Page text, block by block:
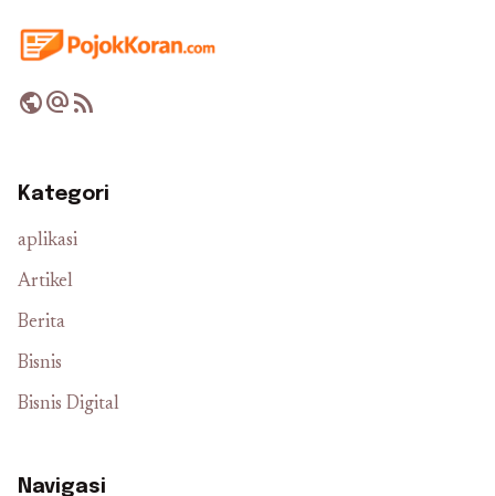
publicalternate_emailrss_feed
Kategori
aplikasi
Artikel
Berita
Bisnis
Bisnis Digital
Navigasi